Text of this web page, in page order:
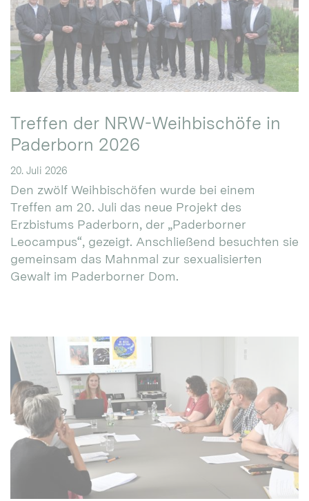
Treffen der NRW-Weihbischöfe in
Paderborn 2026
20. Juli 2026
Den zwölf Weihbischöfen wurde bei einem
Treffen am 20. Juli das neue Projekt des
Erzbistums Paderborn, der „Paderborner
Leocampus“, gezeigt. Anschließend besuchten sie
gemeinsam das Mahnmal zur sexualisierten
Gewalt im Paderborner Dom.